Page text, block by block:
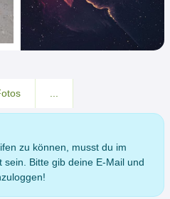
zu können, musst du im
sein. Bitte gib deine E-Mail und